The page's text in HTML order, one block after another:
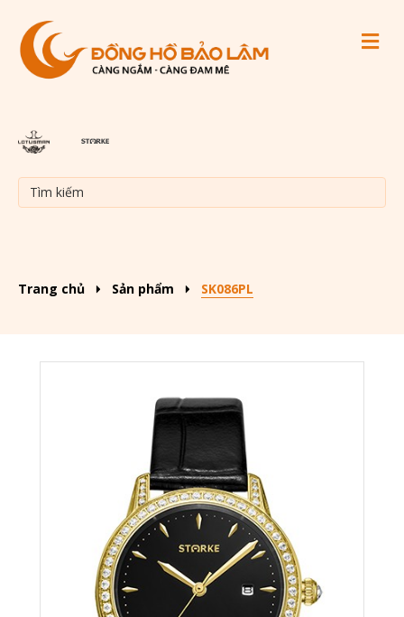
Trang chủ Sản phẩm SK086PL